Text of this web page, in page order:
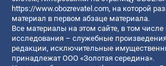
https://www.obozrevatel.com, на которой
материал в первом абзаце материала.
Все материалы на этом сайте, в том числе
исследования – служебные
редакции, исключительные
принадлежат ООО «Золотая середина».